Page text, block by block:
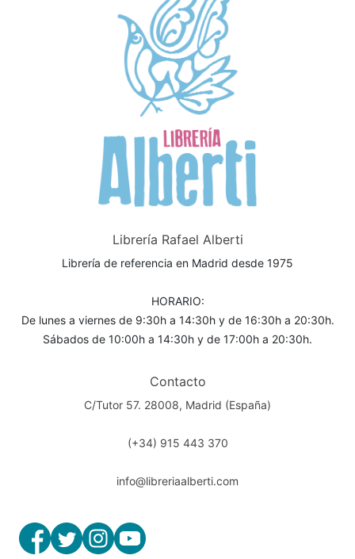
Librería Rafael Alberti
Librería de referencia en Madrid desde 1975
HORARIO:
De lunes a viernes de 9:30h a 14:30h y de 16:30h a 20:30h.
Sábados de 10:00h a 14:30h y de 17:00h a 20:30h.
Contacto
C/Tutor 57. 28008, Madrid (España)
(+34) 915 443 370
info@libreriaalberti.com